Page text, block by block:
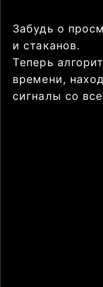
Забудь о
и стаканов.
Теперь
времени,
сигналы со